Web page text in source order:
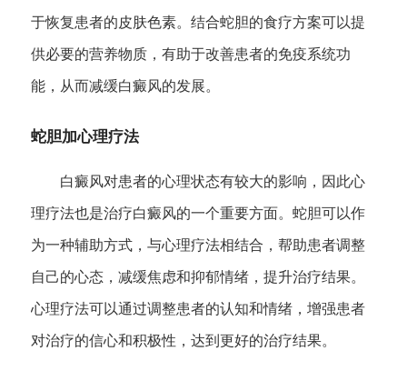
于恢复患者的皮肤色素。结合蛇胆的食疗方案可以提
供必要的营养物质，有助于改善患者的免疫系统功
能，从而减缓白癜风的发展。
蛇胆加心理疗法
白癜风对患者的心理状态有较大的影响，因此心
理疗法也是治疗白癜风的一个重要方面。蛇胆可以作
为一种辅助方式，与心理疗法相结合，帮助患者调整
自己的心态，减缓焦虑和抑郁情绪，提升治疗结果。
心理疗法可以通过调整患者的认知和情绪，增强患者
对治疗的信心和积极性，达到更好的治疗结果。